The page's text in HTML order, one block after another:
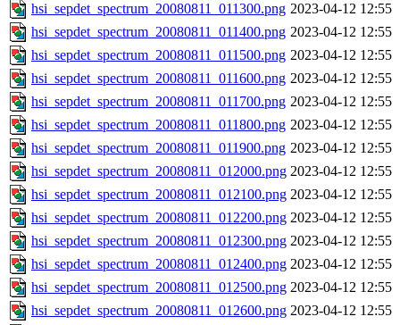
hsi_sepdet_spectrum_20080811_011300.png 2023-04-12 12:55
hsi_sepdet_spectrum_20080811_011400.png 2023-04-12 12:55
hsi_sepdet_spectrum_20080811_011500.png 2023-04-12 12:55
hsi_sepdet_spectrum_20080811_011600.png 2023-04-12 12:55
hsi_sepdet_spectrum_20080811_011700.png 2023-04-12 12:55
hsi_sepdet_spectrum_20080811_011800.png 2023-04-12 12:55
hsi_sepdet_spectrum_20080811_011900.png 2023-04-12 12:55
hsi_sepdet_spectrum_20080811_012000.png 2023-04-12 12:55
hsi_sepdet_spectrum_20080811_012100.png 2023-04-12 12:55
hsi_sepdet_spectrum_20080811_012200.png 2023-04-12 12:55
hsi_sepdet_spectrum_20080811_012300.png 2023-04-12 12:55
hsi_sepdet_spectrum_20080811_012400.png 2023-04-12 12:55
hsi_sepdet_spectrum_20080811_012500.png 2023-04-12 12:55
hsi_sepdet_spectrum_20080811_012600.png 2023-04-12 12:55